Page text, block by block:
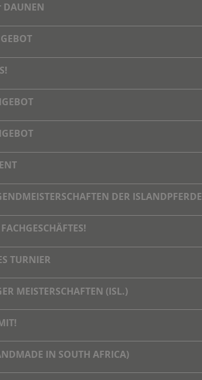
DAUNEN
DER ISLANDPFERDE
TURNIER
MEISTERSCHAFTEN (ISL.)
IN SOUTH AFRICA)